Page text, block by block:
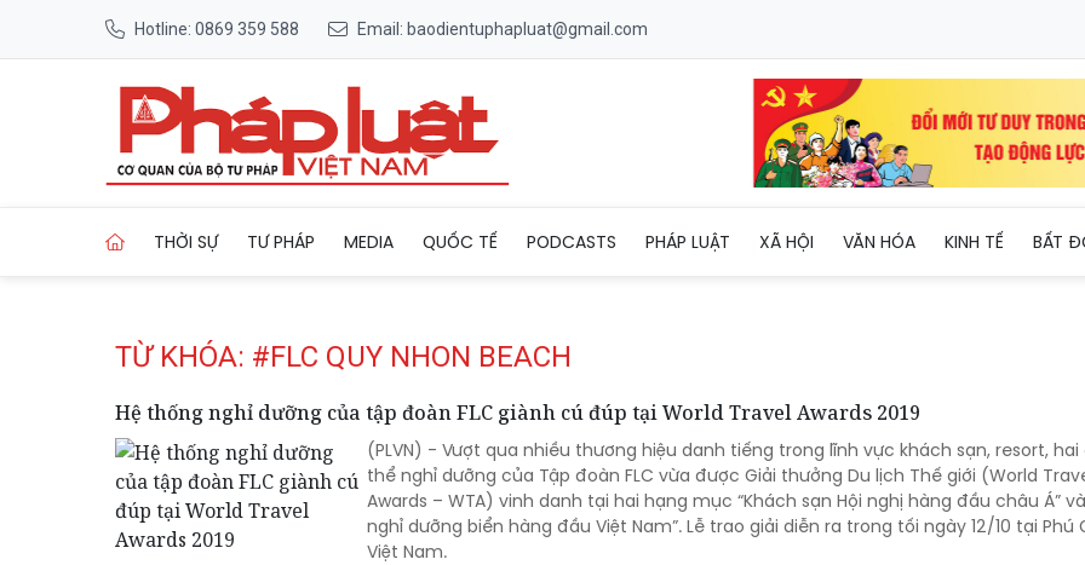
Hotline: 0869 359 588 Email: baodientuphapluat@gmail.com
THỜI SỰ TƯ PHÁP MEDIA QUỐC TẾ PODCASTS PHÁP LUẬT XÃ HỘI VĂN HÓA KINH TẾ BẤT
TỪ KHÓA: #FLC QUY NHON BEACH
Hệ thống nghỉ dưỡng của tập đoàn FLC giành cú đúp tại World Travel Awards 2019
(PLVN) - Vượt qua nhiều thương hiệu danh tiếng trong lĩnh vực khách sạn, resort, hai
thể nghỉ dưỡng của Tập đoàn FLC vừa được Giải thưởng Du lịch Thế giới (World
Awards – WTA) vinh danh tại hai hạng mục “Khách sạn Hội nghị hàng đầu châu Á” và
nghỉ dưỡng biển hàng đầu Việt Nam”. Lễ trao giải diễn ra trong tối ngày 12/10 tại Phú
Việt Nam.